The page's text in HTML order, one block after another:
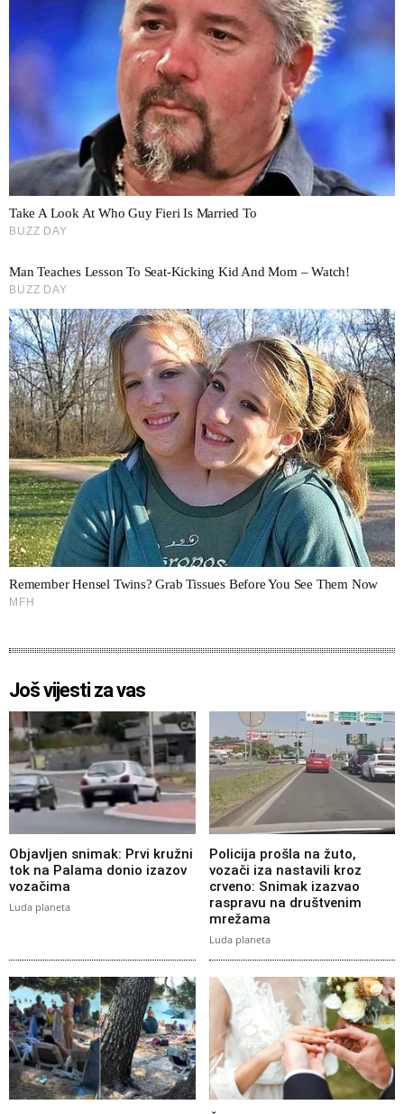
Još vijesti za vas
Objavljen snimak: Prvi kružni
tok na Palama donio izazov
vozačima
Luda planeta
Policija prošla na žuto,
vozači iza nastavili kroz
crveno: Snimak izazvao
raspravu na društvenim
mrežama
Luda planeta